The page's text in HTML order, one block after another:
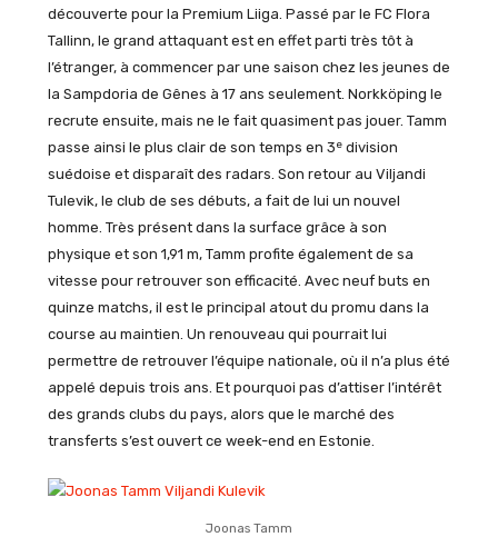
découverte pour la Premium Liiga. Passé par le FC Flora
Tallinn, le grand attaquant est en effet parti très tôt à
l’étranger, à commencer par une saison chez les jeunes de
la Sampdoria de Gênes à 17 ans seulement. Norkköping le
recrute ensuite, mais ne le fait quasiment pas jouer. Tamm
passe ainsi le plus clair de son temps en 3edivision
suédoise et disparaît des radars. Son retour au Viljandi
Tulevik, le club de ses débuts, a fait de lui un nouvel
homme. Très présent dans la surface grâce à son
physique et son 1,91 m, Tamm profite également de sa
vitesse pour retrouver son efficacité. Avec neuf buts en
quinze matchs, il est le principal atout du promu dans la
course au maintien. Un renouveau qui pourrait lui
permettre de retrouver l’équipe nationale, où il n’a plus été
appelé depuis trois ans. Et pourquoi pas d’attiser l’intérêt
des grands clubs du pays, alors que le marché des
transferts s’est ouvert ce week-end en Estonie.
Joonas Tamm